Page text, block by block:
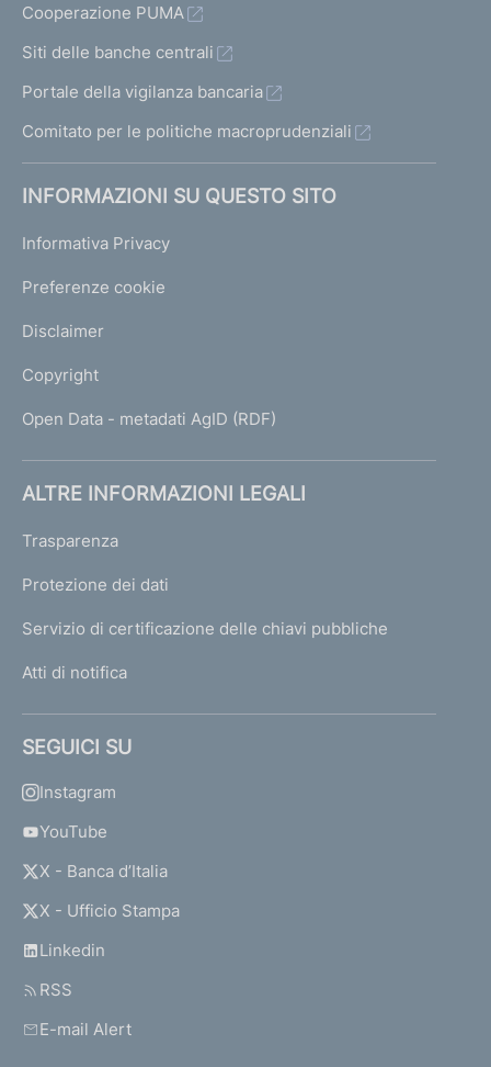
Cooperazione PUMA
Siti delle banche centrali
Portale della vigilanza bancaria
Comitato per le politiche macroprudenziali
INFORMAZIONI SU QUESTO SITO
Informativa Privacy
Preferenze cookie
Disclaimer
Copyright
Open Data - metadati AgID (RDF)
ALTRE INFORMAZIONI LEGALI
Trasparenza
Protezione dei dati
Servizio di certificazione delle chiavi pubbliche
Atti di notifica
SEGUICI SU
Instagram
YouTube
X - Banca d’Italia
X - Ufficio Stampa
Linkedin
RSS
E-mail Alert